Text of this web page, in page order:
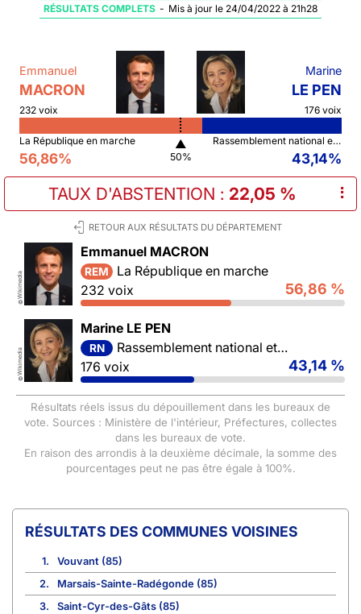
RÉSULTATS COMPLETS - Mis à jour le 24/04/2022 à 21h28
Emmanuel
MACRON
232 voix
Marine
LE PEN
176 voix
La République en marche
56,86%
▲
50%
Rassemblement national et ses alliés
43,14%
TAUX D'ABSTENTION : 22,05 % ⠇
RETOUR AUX RÉSULTATS DU DÉPARTEMENT
©
Wikimedia
Emmanuel MACRON
REM
La République en marche
232 voix
56,86 %
©
Wikimedia
Marine LE PEN
RN
Rassemblement national et ses alliés
176 voix
43,14 %
Résultats réels issus du dépouillement dans les bureaux de
vote. Sources : Ministère de l'intérieur, Préfectures, collectes
dans les bureaux de vote.
En raison des arrondis à la deuxième décimale, la somme des
pourcentages peut ne pas être égale à 100%.
COMMUNES VOISINES
1.
Vouvant (85)
2.
Marsais-Sainte-Radégonde (85)
3.
Saint-Cyr-des-Gâts (85)